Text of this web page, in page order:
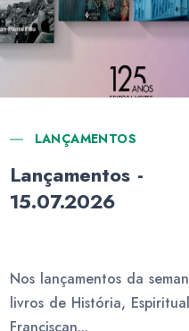
LANÇAMENTOS
Lançamentos -
15.07.2026
Nos lançamentos da
livros de História,